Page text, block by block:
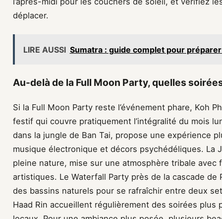
déplacer.
LIRE AUSSI Sumatra : guide complet pour
Au-delà de la Full Moon Party, quelles
Si la Full Moon Party reste l’événement phare, Koh
festif qui couvre pratiquement l’intégralité du mois
dans la jungle de Ban Tai, propose une expérience
musique électronique et décors psychédéliques. La
pleine nature, mise sur une atmosphère tribale
artistiques. Le Waterfall Party près de la cascade de
des bassins naturels pour se rafraîchir entre deux
Haad Rin accueillent régulièrement des soirées plus